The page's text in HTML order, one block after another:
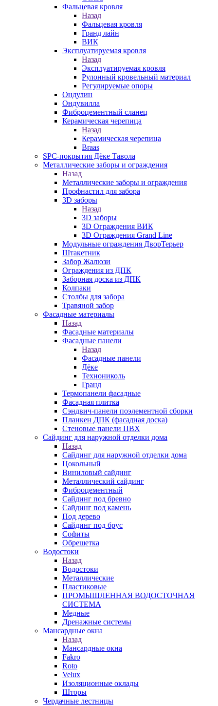
Фальцевая кровля
Назад
Фальцевая кровля
Гранд лайн
ВИК
Эксплуатируемая кровля
Назад
Эксплуатируемая кровля
Рулонный кровельный материал
Регулируемые опоры
Ондулин
Ондувилла
Фиброцементный сланец
Керамическая черепица
Назад
Керамическая черепица
Braas
SPC-покрытия Дёке Тавола
Металлические заборы и ограждения
Назад
Металлические заборы и ограждения
Профнастил для забора
3D заборы
Назад
3D заборы
3D Ограждения ВИК
3D Ограждения Grand Line
Модульные ограждения ДворТерьер
Штакетник
Забор Жалюзи
Ограждения из ДПК
Заборная доска из ДПК
Колпаки
Столбы для забора
Травяной забор
Фасадные материалы
Назад
Фасадные материалы
Фасадные панели
Назад
Фасадные панели
Дёке
Технониколь
Гранд
Термопанели фасадные
Фасадная плитка
Сэндвич-панели поэлементной сборки
Планкен ДПК (фасадная доска)
Стеновые панели ПВХ
Сайдинг для наружной отделки дома
Назад
Сайдинг для наружной отделки дома
Цокольный
Виниловый сайдинг
Металлический сайдинг
Фиброцементный
Сайдинг под бревно
Сайдинг под камень
Под дерево
Сайдинг под брус
Софиты
Обрешетка
Водостоки
Назад
Водостоки
Металлические
Пластиковые
ПРОМЫШЛЕННАЯ ВОДОСТОЧНАЯ
СИСТЕМА
Медные
Дренажные системы
Мансардные окна
Назад
Мансардные окна
Fakro
Roto
Velux
Изоляционные оклады
Шторы
Чердачные лестницы